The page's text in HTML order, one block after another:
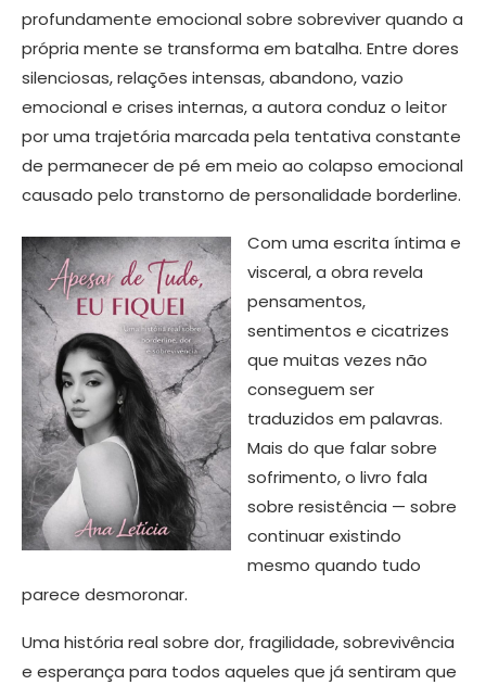
profundamente emocional sobre sobreviver quando a
própria mente se transforma em batalha. Entre dores
silenciosas, relações intensas, abandono, vazio
emocional e crises internas, a autora conduz o leitor
por uma trajetória marcada pela tentativa constante
de permanecer de pé em meio ao colapso emocional
causado pelo transtorno de personalidade borderline.
Com uma escrita íntima e
visceral, a obra revela
pensamentos,
sentimentos e cicatrizes
que muitas vezes não
conseguem ser
traduzidos em palavras.
Mais do que falar sobre
sofrimento, o livro fala
sobre resistência — sobre
continuar existindo
mesmo quando tudo
parece desmoronar.
Uma história real sobre dor, fragilidade, sobrevivência
e esperança para todos aqueles que já sentiram que